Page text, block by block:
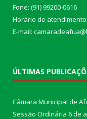
Fone: (91) 99200-0616
Horário de
E-mail:
ÚLTIMAS
Câmara Municipal de
Sessão Ordinária 6 de